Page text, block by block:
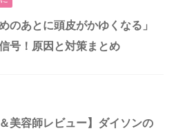
のあとに頭皮がかゆくなる」
号！原因と対策まとめ
＆美容師レビュー】ダイソンの